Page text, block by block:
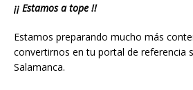
¡¡ Estamos a tope !!
Estamos preparando mucho más
convertirnos en tu portal de referencia
Salamanca.